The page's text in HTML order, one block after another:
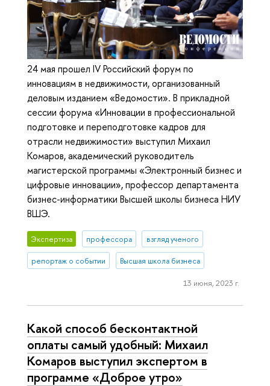
24 мая прошел IV Российский форум по
инновациям в недвижимости, организованный
деловым изданием «Ведомости». В прикладной
сессии форума «Инновации в профессиональной
подготовке и переподготовке кадров для
отрасли недвижимости» выступил Михаил
Комаров, академический руководитель
магистерской программы «Электронный бизнес и
цифровые инновации», профессор департамента
бизнес-информатики Высшей школы бизнеса НИУ
ВШЭ.
Экспертиза профессора взгляд ученого
репортаж о событии Высшая школа бизнеса
13 июня, 2023 г.
Какой способ бесконтактной
оплаты самый удобный: Михаил
Комаров выступил экспертом в
программе «Доброе утро»